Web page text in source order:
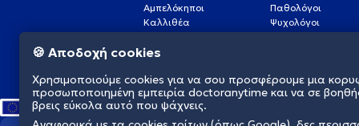
Αμπελόκηποι
Καλλιθέα
Γλυφάδα
Νέα Σμύρνη
Παθολόγοι
Ψυχολόγοι
Καρδιολόγοι
🍪 Αποδοχή cookies
Χρησιμοποιούμε cookies για να σου προσφέρουμε μια
προσωποποιημένη εμπειρία doctoranytime και να σε
βρεις εύκολα αυτό που ψάχνεις.